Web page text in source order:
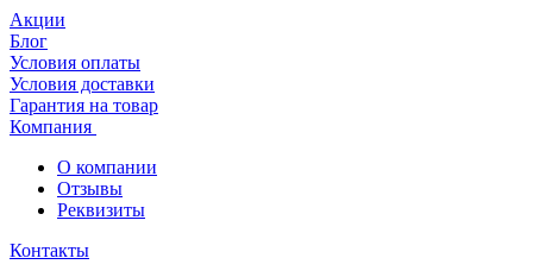
Акции
Блог
Условия оплаты
Условия доставки
Гарантия на товар
Компания
О компании
Отзывы
Реквизиты
Контакты